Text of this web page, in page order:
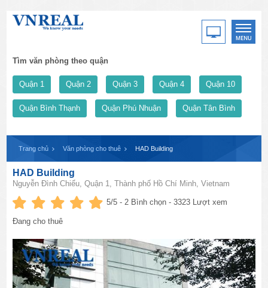
Tìm văn phòng theo quận
Quận 1 Quận 2 Quận 3 Quận 4 Quận 10
Quận Bình Thạnh Quận Phú Nhuận Quận Tân Bình
Trang chủ Văn phòng cho thuê HAD Building
HAD Building
Nguyễn Đình Chiểu, Quận 1, Thành phố Hồ Chí Minh, Vietnam
5/5 -2 Bình chọn - 3323 Lượt xem
Đang cho thuê